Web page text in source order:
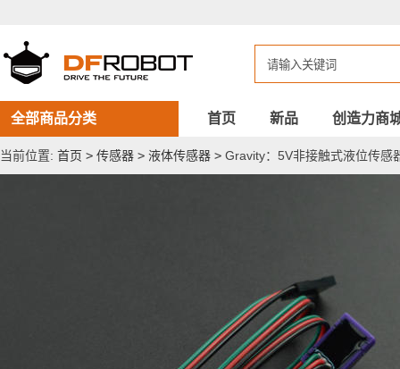
接
触
式
液
位
传
感
器
全部商品分类 首页 新品 创造力商
当前位置: 首页 > 传感器 > 液体传感器 > Gravity：5V非接触式液位传感